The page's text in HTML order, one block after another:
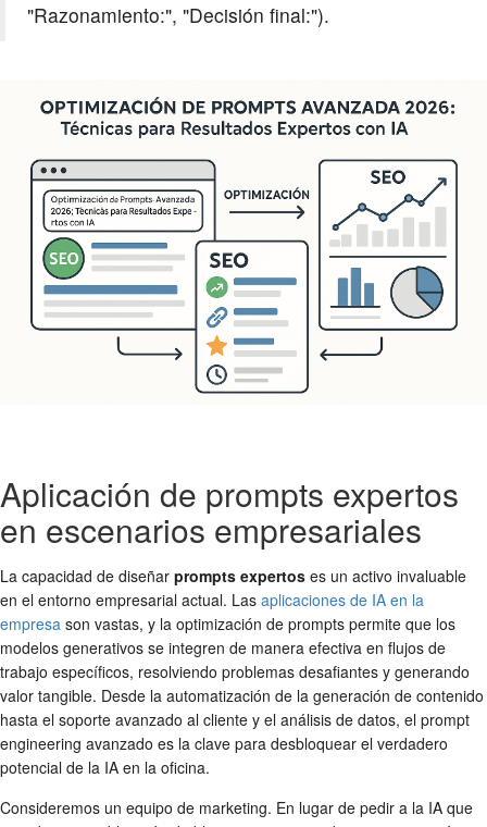
"Razonamiento:", "Decisión final:").
Aplicación de prompts expertos
en escenarios empresariales
La capacidad de diseñar prompts expertos es un activo invaluable
en el entorno empresarial actual. Las aplicaciones de IA en la
empresa son vastas, y la optimización de prompts permite que los
modelos generativos se integren de manera efectiva en flujos de
trabajo específicos, resolviendo problemas desafiantes y generando
valor tangible. Desde la automatización de la generación de contenido
hasta el soporte avanzado al cliente y el análisis de datos, el prompt
engineering avanzado es la clave para desbloquear el verdadero
potencial de la IA en la oficina.
Consideremos un equipo de marketing. En lugar de pedir a la IA que